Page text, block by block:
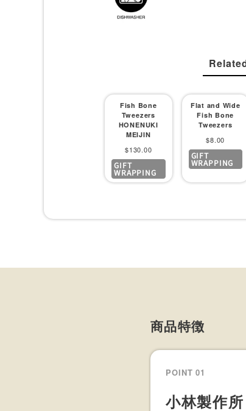
Fish Bone
Tweezers
HONENUKI
MEIJIN
Sale
price
$130.00
GIFT
WRAPPING
Flat and Wide
Fish Bone
Tweezers
Sale
price
$8.00
GIFT
WRAPPING
商品特徴
POINT 01
小林製作所